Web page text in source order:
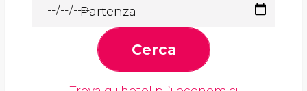
Partenza
Cerca